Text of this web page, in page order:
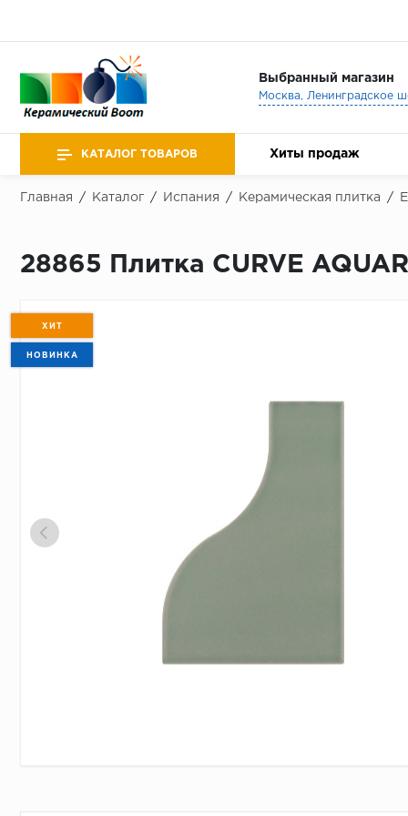
Выбранный магазин
КАТАЛОГ ТОВАРОВ Хиты продаж
Главная / Каталог / Испания / Керамическая плитка /
28865 Плитка CURVE
ХИТ
НОВИНКА